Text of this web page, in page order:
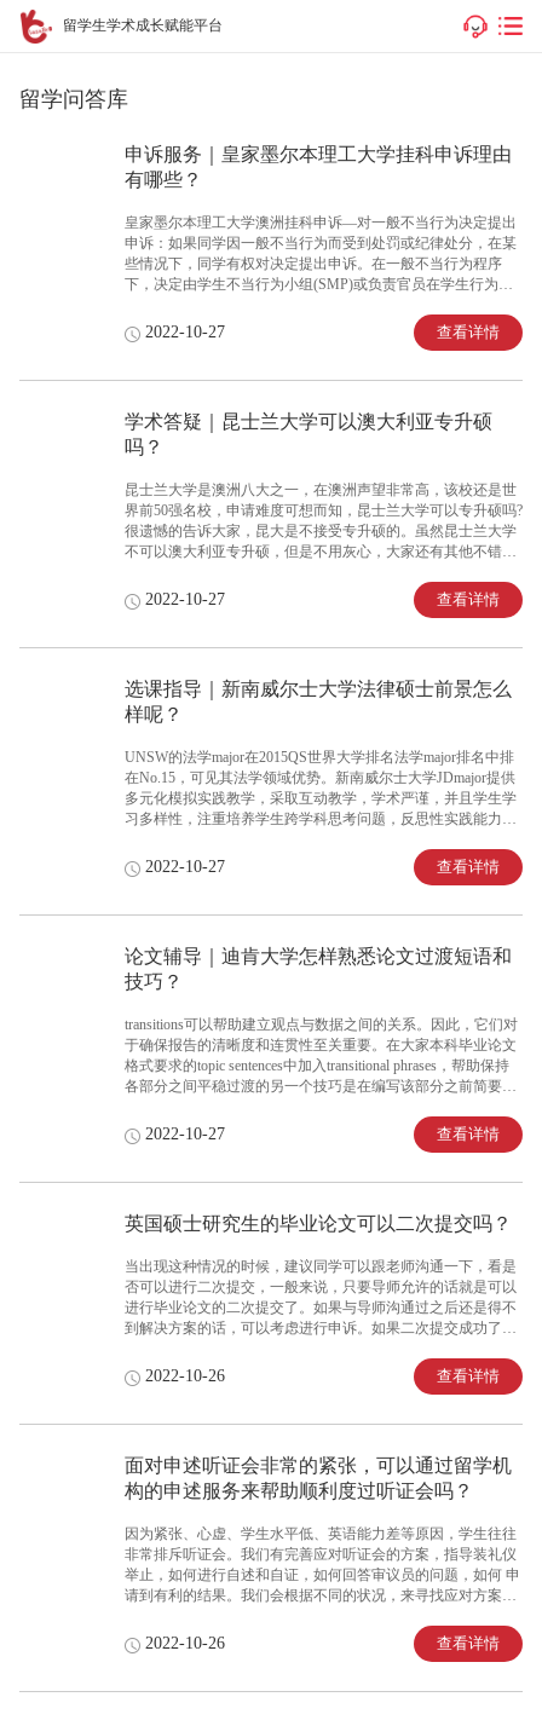
留学生学术成长赋能平台
留学问答库
申诉服务｜皇家墨尔本理工大学挂科申诉理由
有哪些？
皇家墨尔本理工大学澳洲挂科申诉—对一般不当行为决定提出
申诉：如果同学因一般不当行为而受到处罚或纪律处分，在某
些情况下，同学有权对决定提出申诉。在一般不当行为程序
下，决定由学生不当行为小组(SMP)或负责官员在学生行为和
针对同学的决定提出申诉：对SMP或负责官员的偏见有实际或
合理的担忧;处罚过重;存在同学在调查或听证会期间无法合理
规则的行为，有可能影响调查或听证会的结果;这个决定显然是
错误的。同学的申诉由大学以外的人独立审查，他们将执行以
下任一操作：建议大学召集学生申诉小组(SAP)来听取同学的
申诉;写信给同学，概述驳回申诉的理由，理由是申诉是无聊
2022-10-27 查看详情
学术答疑｜昆士兰大学可以澳大利亚专升硕
吗？
昆士兰大学是澳洲八大之一，在澳洲声望非常高，该校还是世
界前50强名校，申请难度可想而知，昆士兰大学可以专升硕吗?
很遗憾的告诉大家，昆大是不接受专升硕的。虽然昆士兰大学
不可以澳大利亚专升硕，但是不用灰心，大家还有其他不错的
相比，但在一些major领域方面的表现也是非常不错的。
2022-10-27 查看详情
选课指导｜新南威尔士大学法律硕士前景怎么
样呢？
UNSW的法学major在2015QS世界大学排名法学major排名中排
在No.15，可见其法学领域优势。新南威尔士大学JDmajor提供
多元化模拟实践教学，采取互动教学，学术严谨，并且学生学
习多样性，注重培养学生跨学科思考问题，反思性实践能力。
major，受到澳洲职业司法协会(LPAB)认证。新南威尔士大学是
澳洲知名大学，该校的法学major更是拥有高质量教育模式。澳
choice。
2022-10-27 查看详情
论文辅导｜迪肯大学怎样熟悉论文过渡短语和
技巧？
transitions可以帮助建立观点与数据之间的关系。因此，它们对
于确保报告的清晰度和连贯性至关重要。在大家本科毕业论文
格式要求的topic sentences中加入transitional phrases，帮助保持
各部分之间平稳过渡的另一个技巧是在编写该部分之前简要介
2022-10-27 查看详情
英国硕士研究生的毕业论文可以二次提交吗？
当出现这种情况的时候，建议同学可以跟老师沟通一下，看是
否可以进行二次提交，一般来说，只要导师允许的话就是可以
进行毕业论文的二次提交了。如果与导师沟通过之后还是得不
到解决方案的话，可以考虑进行申诉。如果二次提交成功了，
的毕业时间是延期的，建议各位同学在提交毕业论文前可以仔
细的检查一遍。
2022-10-26 查看详情
面对申述听证会非常的紧张，可以通过留学机
构的申述服务来帮助顺利度过听证会吗？
因为紧张、心虚、学生水平低、英语能力差等原因，学生往往
非常排斥听证会。我们有完善应对听证会的方案，指导装礼仪
举止，如何进行自述和自证，如何回答审议员的问题，如何 申
请到有利的结果。我们会根据不同的状况，来寻找应对方案，
料、分析情况、申诉信撰写、听证会模拟指导等多方面来帮你
解决难题，顺利毕业!总的来说，选择班长的申述服务是非常具
2022-10-26 查看详情